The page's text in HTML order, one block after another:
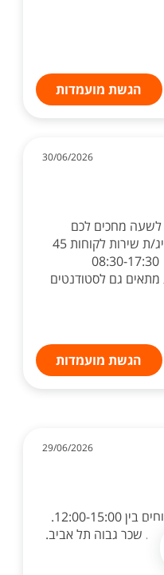
הגשת מועמדות
30/06/2026
עבודה שווה לקיץ? 45 לשעה מחכים לכם
לחברתנו בכוכב יאיר דרוש/ה נציג/ת שירות לקוחות 45
לשעה + נסיעות משרה מלאה | 08:30-17:30
מתאים גם לסטודנטים
הגשת מועמדות
29/06/2026
השלמת הכנסה דרוש אורז משלוחים בין 12:00-15:00.
שכר גבוה תל אביב.